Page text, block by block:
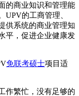
的商业知识和管理能
UPV的工商管理、
供系统的商业管理知
平，促进企业健康发
免联考硕士项目适
作繁忙，没有足够的